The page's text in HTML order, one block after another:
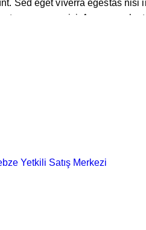
Sed eget viverra egestas
semper nisi. Aenean
doloremque laudantium,